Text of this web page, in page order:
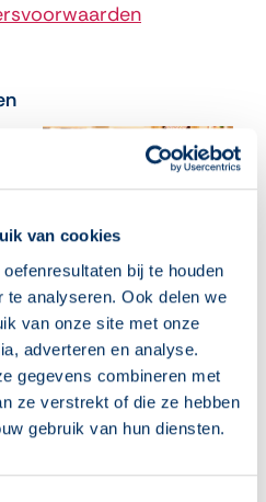
van cookies
bij te houden
analyseren. Ook delen we
van onze site met onze
adverteren en analyse.
gegevens combineren met
ze verstrekt of die ze hebben
gebruik van hun diensten.
Begeleiders, klaar voor
het nieuwe
cursusjaar? Deze 10
04 augustus 2026